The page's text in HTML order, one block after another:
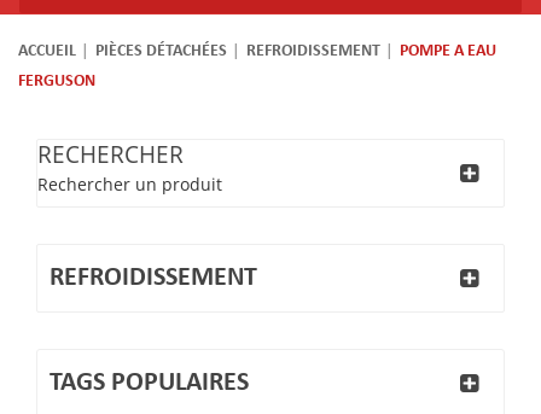
ACCUEIL PIÈCES DÉTACHÉES REFROIDISSEMENT
POMPE A EAU
FERGUSON
RECHERCHER
Rechercher un produit
REFROIDISSEMENT
TAGS POPULAIRES